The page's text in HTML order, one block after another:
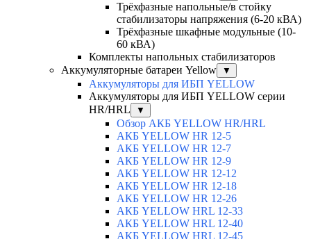
Трёхфазные напольные/в стойку
стабилизаторы напряжения (6-20 кВА)
Трёхфазные шкафные модульные (10-
60 кВА)
Комплекты напольных стабилизаторов
Аккумуляторные батареи Yellow
▼
Аккумуляторы для ИБП YELLOW
Аккумуляторы для ИБП YELLOW серии
HR/HRL
▼
Обзор АКБ YELLOW HR/HRL
АКБ YELLOW HR 12-5
АКБ YELLOW HR 12-7
АКБ YELLOW HR 12-9
АКБ YELLOW HR 12-12
АКБ YELLOW HR 12-18
АКБ YELLOW HR 12-26
АКБ YELLOW HRL 12-33
АКБ YELLOW HRL 12-40
АКБ YELLOW HRL 12-45